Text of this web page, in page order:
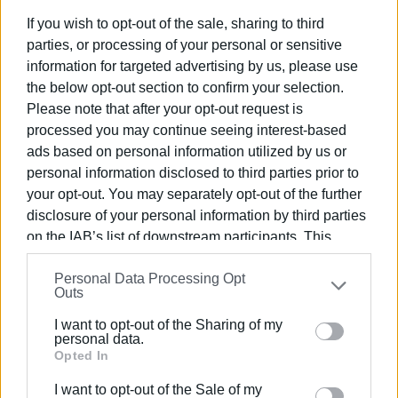
If you wish to opt-out of the sale, sharing to third
parties, or processing of your personal or sensitive
information for targeted advertising by us, please use
the below opt-out section to confirm your selection.
Please note that after your opt-out request is
processed you may continue seeing interest-based
ads based on personal information utilized by us or
personal information disclosed to third parties prior to
your opt-out. You may separately opt-out of the further
disclosure of your personal information by third parties
on the IAB’s list of downstream participants. This
information may also be disclosed by us to third parties
on theIAB’s List of Downstream Participants
that may
further disclose it to other third parties.
Please note that this website/app uses one or more
Google services and may gather and store information
Personal Data Processing Opt
Outs
I want to opt-out of the Sharing of my
personal data.
Opted In
I want to opt-out of the Sale of my
ιδίως δικύκλων – δεν μπορούν να αντιληφθούν το
πραγματικό βάθος τους. Παράλληλα, πολλά οχήματα
υφίστανται ζημιές, είτε άμεσα (όπως σκασμένα
ελαστικά) είτε μελλοντικά, λόγω φθορών που δεν
γίνονται αμέσως αντιληπτές.
Θα θέλαμε να τονίσουμε ότι πρόκειται για χώρο στον
οποίο καθημερινά κινούνται εκατοντάδες παιδιά μαζί
με τους γονείς τους, όλες τις ώρες της ημέρας, με
αποκορύφωμα τις ώρες προσέλευσης και αποχώρησης
των μαθητών. Η κατάσταση αυτή, αντί να βελτιώνεται,
χρόνο με τον χρόνο χειροτερεύει, προκαλώντας εύλογη
ανησυχία και αγανάκτηση.
Ο Σύλλογος Γονέων και Κηδεμόνων ζητά την άμεση και
ουσιαστική αποκατάσταση του προβλήματος πριν
συμβεί κάποιο σοβαρό ατύχημα, ιδιαίτερα σε έναν χώρο
που αφορά άμεσα την ασφάλεια των παιδιών μας.